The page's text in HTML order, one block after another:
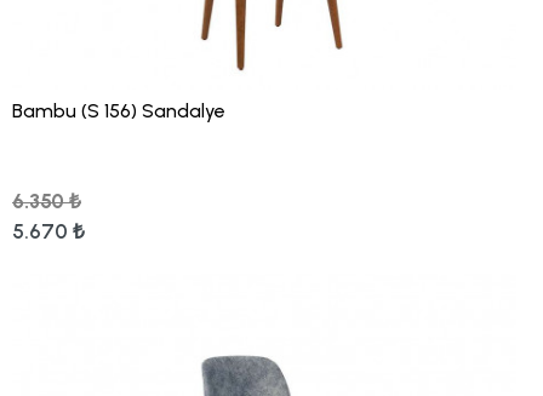
Bambu (S 156) Sandalye
6.350 ₺
5.670 ₺